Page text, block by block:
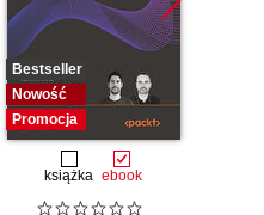
Bestseller
Nowość
Promocja
książka ebook